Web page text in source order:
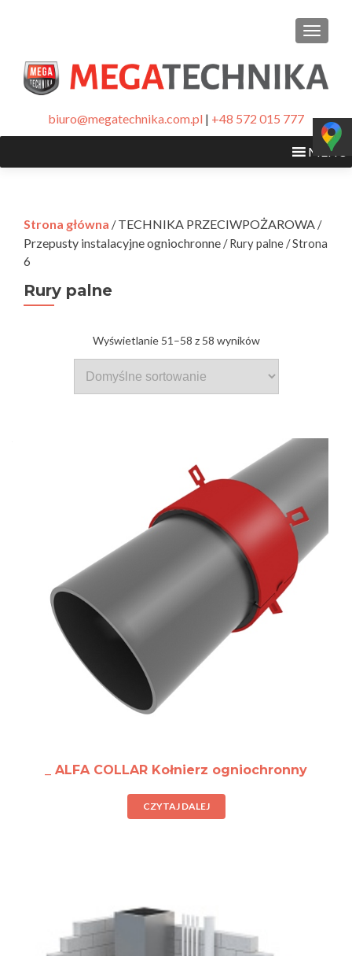
biuro@megatechnika.com.pl | +48 572 015 777
MENU
Strona główna /TECHNIKA PRZECIWPOŻAROWA/
Przepusty instalacyjne ogniochronne/ Rury palne / Strona
6
Rury palne
Wyświetlanie 51–58 z 58 wyników
_ ALFA COLLAR Kołnierz ogniochronny
CZYTAJ DALEJ